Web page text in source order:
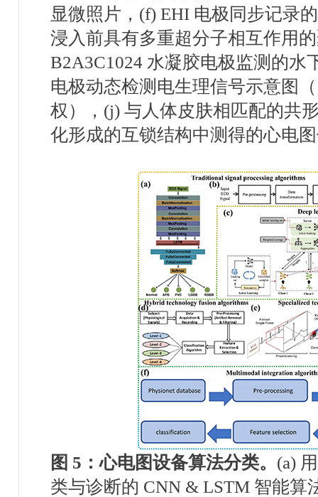
显微照片， (f) EHI 电极同步记录
浸入前具有多重超分子相互作用
B2A3C1024 水凝胶电极监测的水
电极动态检测电生理信号示意图
权）， (j) 与人体皮肤相匹配的共
化形成的互锁结构中测得的心电
图 5 ：心电图设备算法分类。 (a)
类与诊断的 CNN & LSTM 智能算